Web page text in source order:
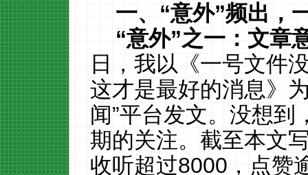
一、“意外”频出，
“意外”之一：文章
日，我以《一号文件
这才是最好的消息》
闻”平台发文。没想到
期的关注。截至本文
收听超过8000，点